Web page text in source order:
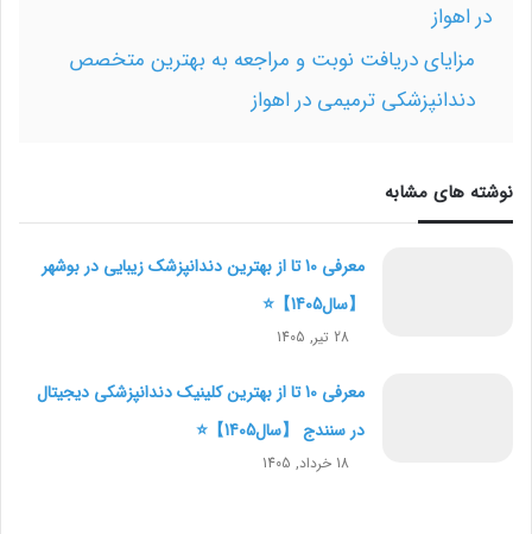
در اهواز
مزایای دریافت نوبت و مراجعه به بهترین متخصص
دندانپزشکی ترمیمی در اهواز
نوشته های مشابه
معرفی 10 تا از بهترین دندانپزشک زیبایی در بوشهر
【سال1405】⭐
28 تیر, 1405
معرفی 10 تا از بهترین کلینیک دندانپزشکی دیجیتال
در سنندج 【سال1405】⭐
18 خرداد, 1405